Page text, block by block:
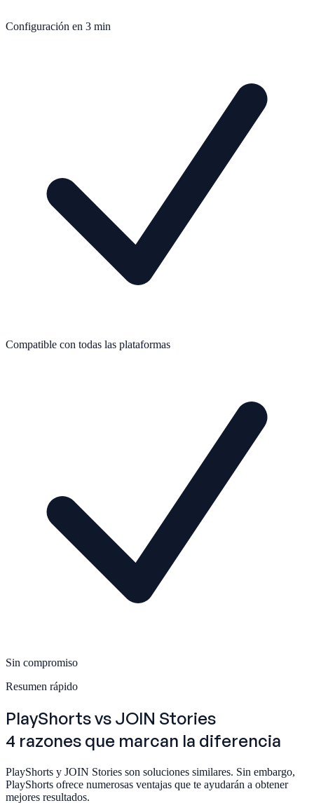
Configuración en 3 min
Compatible con todas las plataformas
Sin compromiso
Resumen rápido
PlayShortsvs JOIN Stories
4 razones que marcan la diferencia
PlayShorts y JOIN Stories son soluciones similares. Sin embargo,
PlayShorts ofrece numerosas ventajas que te ayudarán a obtener
mejores resultados.